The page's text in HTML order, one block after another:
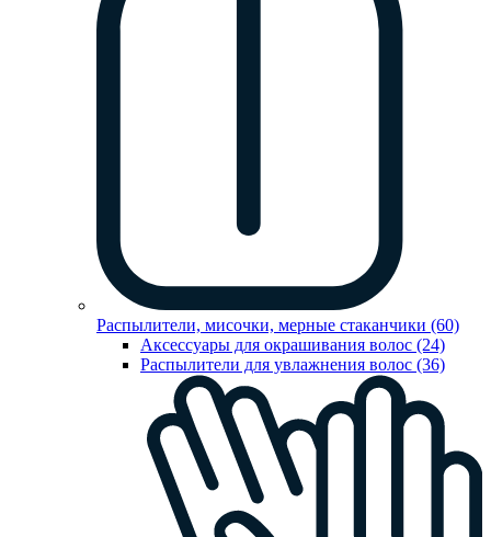
Распылители, мисочки, мерные стаканчики (60)
Аксессуары для окрашивания волос (24)
Распылители для увлажнения волос (36)